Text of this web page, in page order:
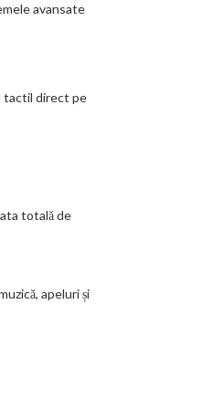
avansate
tactil direct pe
totală de
apeluri și